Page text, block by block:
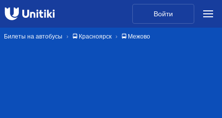
Войти
Билеты на автобусы 🚍 Красноярск 🚍 Межово